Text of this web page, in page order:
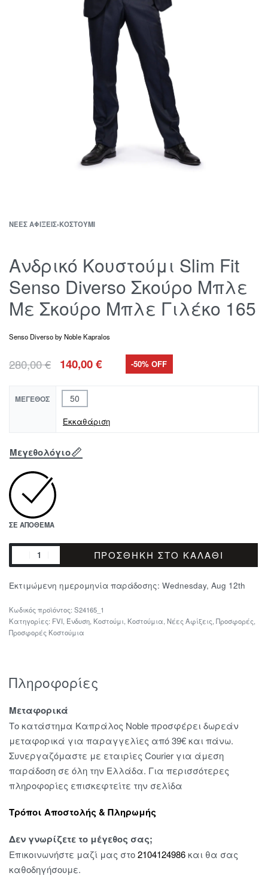
ΝΈΕΣ ΑΦΊΞΕΙΣ›ΚΟΣΤΟΎΜΙ
Ανδρικό Κουστούμι Slim Fit
Senso Diverso Σκούρο Μπλε
Με Σκούρο Μπλε Γιλέκο 165
Senso Diverso by Noble Kapralos
280,00€ 140,00€ -50% OFF
ΜΈΓΕΘΟΣ 50
Εκκαθάριση
Μεγεθολόγιο
ΣΕ ΑΠΌΘΕΜΑ
ΠΡΟΣΘΉΚΗ ΣΤΟ ΚΑΛΆΘΙ
Εκτιμώμενη ημερομηνία παράδοσης: Wednesday, Aug 12th
S24165_1
Κατηγορίες: FVI Ένδυση Κοστούμι Κοστούμια Νέες Αφίξεις Προσφορές
Προσφορές Κοστούμια
Πληροφορίες
Μεταφορικά
Το κατάστημα Καπράλος Noble προσφέρει δωρεάν
μεταφορικά για παραγγελίες από 39€ και πάνω.
Συνεργαζόμαστε με εταιρίες Courier για άμεση
παράδοση σε όλη την Ελλάδα. Για περισσότερες
πληροφορίες επισκεφτείτε την σελίδα
Τρόποι Αποστολής & Πληρωμής
Δεν γνωρίζετε το μέγεθος σας;
Επικοινωνήστε μαζί μας στο2104124986και θα σας
καθοδηγήσουμε.